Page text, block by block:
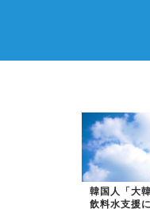
韓国人「大
飲料水支援